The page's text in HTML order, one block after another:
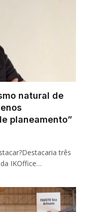
natural de
planeamento”
três
IKOffice…